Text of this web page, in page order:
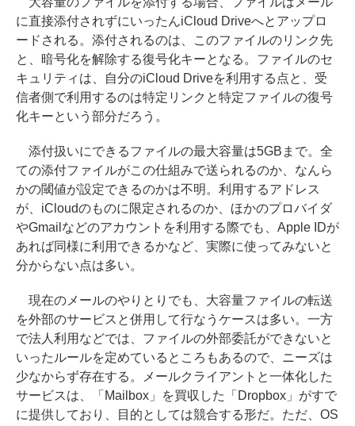
に直接添付されずにいったんiCloud Driveへとアップロ
ードされる。添付されるのは、このファイルのリンク先
と、暗号化を解除する復号化キーとなる。ファイルのセ
キュリティは、自分のiCloud Driveを利用する点と、受
信者側で利用するのは特定リンクと特定ファイルの復号
化キーという部分だろう。
添付扱いにできるファイルの最大容量は5GBまで。全
ての添付ファイルがこの仕組みで送られるのか、なんら
かの閾値が設定できるのかは不明。利用するアドレス
が、iCloudのものに限定されるのか、ほかのプロバイダ
やGmailなどのアカウントを利用する際でも、Apple IDが
あれば同様に利用できるかなど、実際に使ってみないと
分からない点は多い。
現在のメールのやりとりでも、大容量ファイルの転送
を外部のサービスと併用して行なうケースは多い。一方
で法人利用などでは、ファイルの外部委託ができないと
いったルールを定めているところもあるので、ニーズは
少なからず存在する。メールクライアントと一体化した
サービスは、「Mailbox」を買収した「Dropbox」がすで
に提供しており、目的としては競合する形だ。ただ、OS